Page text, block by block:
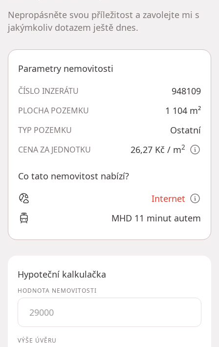
Nepropásněte svou příležitost a zavolejte mi s
jakýmkoliv dotazem ještě dnes.
Parametry nemovitosti
ČÍSLO INZERÁTU 948109
PLOCHA POZEMKU 1 104 m²
TYP POZEMKU Ostatní
CENA ZA JEDNOTKU 26,27 Kč / m2
Co tato nemovitost nabízí?
Internet
MHD 11 minut autem
Hypoteční kalkulačka
HODNOTA NEMOVITOSTI
VÝŠE ÚVĚRU